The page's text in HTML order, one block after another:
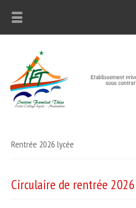
Rentrée 2026 lycée
Circulaire de rentrée